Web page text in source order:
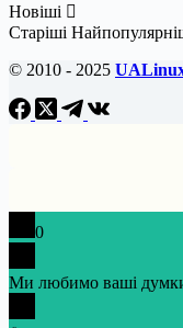
Новіші
Старіші
© 2010 - 2025
0
Ми любимо ваші